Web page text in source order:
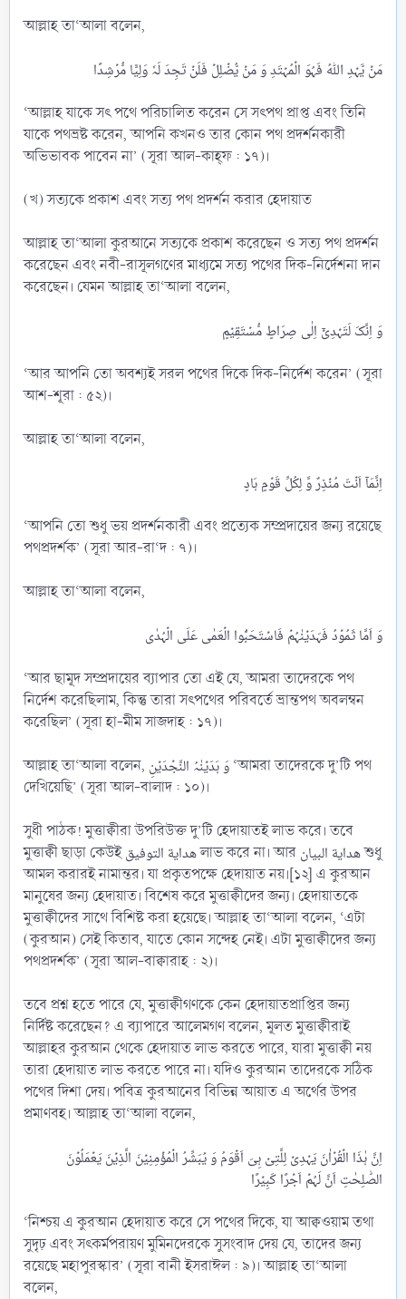
আল্লাহ তা‘আলা বলেন,
‘আল্লাহ যাকে সৎ পথে পরিচালিত করেন সে সৎপথ প্রাপ্ত এবং তিনি
যাকে পথভ্রষ্ট করেন, আপনি কখনও তার কোন পথ প্রদর্শনকারী
অভিভাবক পাবেন না’ (সূরা আল-কাহ্ফ : ১৭)।
(খ) সত্যকে প্রকাশ এবং সত্য পথ প্রদর্শন করার হেদায়াত
আল্লাহ তা‘আলা কুরআনে সত্যকে প্রকাশ করেছেন ও সত্য পথ প্রদর্শন
করেছেন এবং নবী-রাসূলগণের মাধ্যমে সত্য পথের দিক-নির্দেশনা দান
করেছেন। যেমন আল্লাহ তা‘আলা বলেন,
‘আর আপনি তো অবশ্যই সরল পথের দিকে দিক-নির্দেশ করেন’ (সূরা
আশ-শূরা : ৫২)।
আল্লাহ তা‘আলা বলেন,
‘আপনি তো শুধু ভয় প্রদর্শনকারী এবং প্রত্যেক সম্প্রদায়ের জন্য রয়েছে
পথপ্রদর্শক’ (সূরা আর-রা‘দ : ৭)।
আল্লাহ তা‘আলা বলেন,
‘আর ছামূদ সম্প্রদায়ের ব্যাপার তো এই যে, আমরা তাদেরকে পথ
নির্দেশ করেছিলাম, কিন্তু তারা সৎপথের পরিবর্তে ভ্রান্তপথ অবলম্বন
করেছিল’ (সূরা হা-মীম সাজদাহ : ১৭)।
আল্লাহ তা‘আলা বলেন, وَ ہَدَیۡنٰہُ النَّجۡدَیۡنِ ‘আমরা তাদেরকে দু’টি পথ
দেখিয়েছি’ (সূরা আল-বালাদ : ১০)।
সুধী পাঠক! মুত্তাক্বীরা উপরিউক্ত দু’টি হেদায়াতই লাভ করে। তবে
মুত্তাক্বী ছাড়া কেউই هداية التوفيق লাভ করে না। আর هداية البيان শুধু
আমল করারই নামান্তর। যা প্রকৃতপক্ষে হেদায়াত নয়।[১২] এ কুরআন
মানুষের জন্য হেদায়াত। বিশেষ করে মুত্তাক্বীদের জন্য। হেদায়াতকে
মুত্তাক্বীদের সাথে বিশিষ্ট করা হয়েছে। আল্লাহ তা‘আলা বলেন, ‘এটা
(কুরআন) সেই কিতাব, যাতে কোন সন্দেহ নেই। এটা মুত্তাক্বীদের জন্য
পথপ্রদর্শক’ (সূরা আল-বাক্বারাহ : ২)।
তবে প্রশ্ন হতে পারে যে, মুত্তাক্বীগণকে কেন হেদায়াতপ্রাপ্তির জন্য
নির্দিষ্ট করেছেন? এ ব্যাপারে আলেমগণ বলেন, মূলত মুত্তাক্বীরাই
আল্লাহর কুরআন থেকে হেদায়াত লাভ করতে পারে, যারা মুত্তাক্বী নয়
তারা হেদায়াত লাভ করতে পারে না। যদিও কুরআন তাদেরকে সঠিক
পথের দিশা দেয়। পবিত্র কুরআনের বিভিন্ন আয়াত এ অর্থের উপর
প্রমাণবহ। আল্লাহ তা‘আলা বলেন,
اِنَّ ہٰذَا الۡقُرۡاٰنَ یَہۡدِیۡ لِلَّتِیۡ ہِیَ اَقۡوَمُ وَ یُبَشِّرُ الۡمُؤۡمِنِیۡنَ الَّذِیۡنَ یَعۡمَلُوۡنَ
‘নিশ্চয় এ কুরআন হেদায়াত করে সে পথের দিকে, যা আক্বওয়াম তথা
সুদৃঢ় এবং সৎকর্মপরায়ণ মুমিনদেরকে সুসংবাদ দেয় যে, তাদের জন্য
রয়েছে মহাপুরস্কার’ (সূরা বানী ইসরাঈল : ৯)। আল্লাহ তা‘আলা
বলেন,